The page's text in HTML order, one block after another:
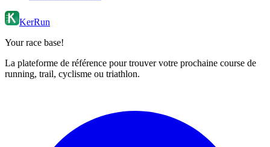
KerRun
Your race base!
La plateforme de référence pour trouver votre prochaine course de
running, trail, cyclisme ou triathlon.